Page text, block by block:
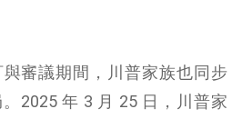
審議期間，川普家族也同步
2025 年 3 月 25 日，川普家